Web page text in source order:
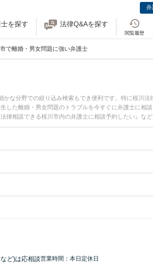
弁
を探す 法律Q&Aを探す
閲覧履歴
で離婚・男女問題に強い弁護士
な分野での絞り込み検索もでき便利です。特に桜川法
した離婚・男女問題のトラブルを今すぐに弁護士に相
相談できる桜川市内の弁護士に相談予約したい』な
ど)は応相談営業時間：本日定休日